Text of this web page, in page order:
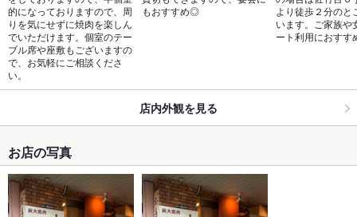
的になっておりますので、周
りを気にせずに焼肉を楽しん
でいただけます。個室のテー
ブル席や座敷もございますの
で、お気軽にご相談くださ
い。
もおすすめ◎
より徒歩２分のと
います。ご家族や
ート利用におすす
店内外観を見る
お店の写真